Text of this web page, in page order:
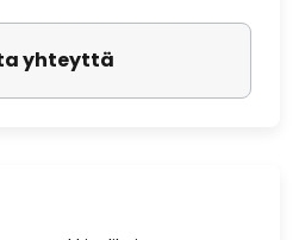
yhteyttä